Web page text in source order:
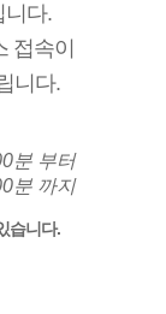
니다.
접속이
니다.
분 부터
분 까지
습니다.